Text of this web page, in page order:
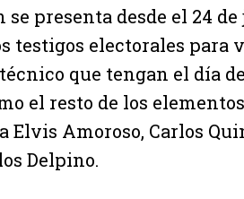
se presenta desde el 24
testigos electorales para
que tengan el día
el resto de los
Elvis Amoroso, Carlos
Delpino.